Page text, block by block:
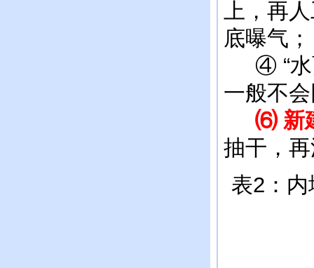
上，再
底曝气；
④ “水
一般不
⑹ 新
抽干，
表2：